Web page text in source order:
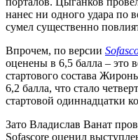
нанес ни одного удара по
сумел существенно
Впрочем, по версии
оценены в 6,5 балла – это
стартового состава
6,2 балла, что стало
стартовой одиннадцатки
Зато Владислав Ванат
Sofascore оценил